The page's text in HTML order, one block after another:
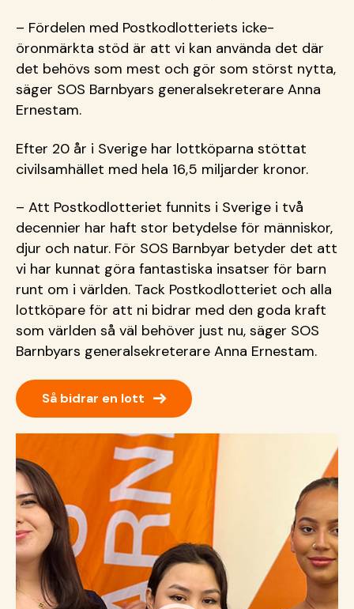
– Fördelen med Postkodlotteriets icke-
öronmärkta stöd är att vi kan använda det där
det behövs som mest och gör som störst nytta,
säger SOS Barnbyars generalsekreterare Anna
Ernestam.
Efter 20 år i Sverige har lottköparna stöttat
civilsamhället med hela 16,5 miljarder kronor.
– Att Postkodlotteriet funnits i Sverige i två
decennier har haft stor betydelse för människor,
djur och natur. För SOS Barnbyar betyder det att
vi har kunnat göra fantastiska insatser för barn
runt om i världen. Tack Postkodlotteriet och alla
lottköpare för att ni bidrar med den goda kraft
som världen så väl behöver just nu, säger SOS
Barnbyars generalsekreterare Anna Ernestam.
Så bidrar en lott →